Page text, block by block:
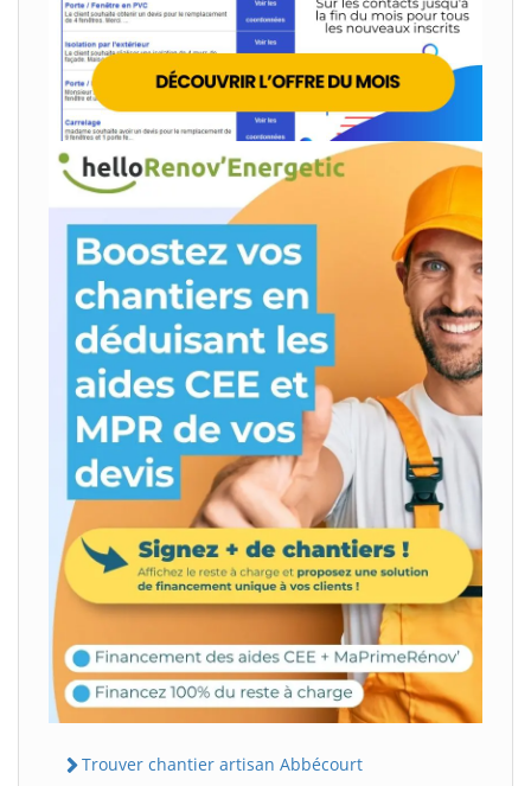
Trouver chantier artisan Abbécourt